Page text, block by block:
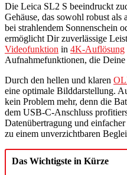
Die Leica SL2 S beeindruckt
Gehäuse, das sowohl robust als
bei strahlendem Sonnenschein
ermöglicht Dir zuverlässige
Videofunktion in 4K-Auflösung
Aufnahmefunktionen, die
Durch den hellen und klaren
eine optimale Bilddarstellung.
kein Problem mehr, denn die
dem USB-C-Anschluss
Datenübertragung und
zu einem unverzichtbaren
Das Wichtigste in Kürze